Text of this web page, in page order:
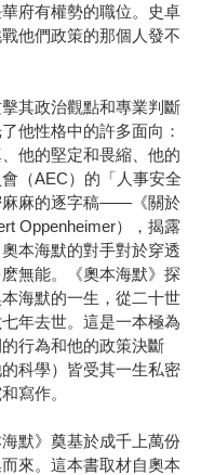
府有權勢的職位。史卓
他們政策的那個人發不
其政治觀點和專業判斷
他性格中的許多面向：
他的堅定和畏縮、他的
（AEC）的「人事安全
麻麻的逐字稿——《關於
Oppenheimer），揭露
本海默的對手對於穿透
無能。《奧本海默》探
海默的一生，從二十世
年去世。這是一本極為
行為和他的政策決斷
科學）皆受其一生私密
寫作。
默》奠基於成千上萬份
來。這本書取材自奧本